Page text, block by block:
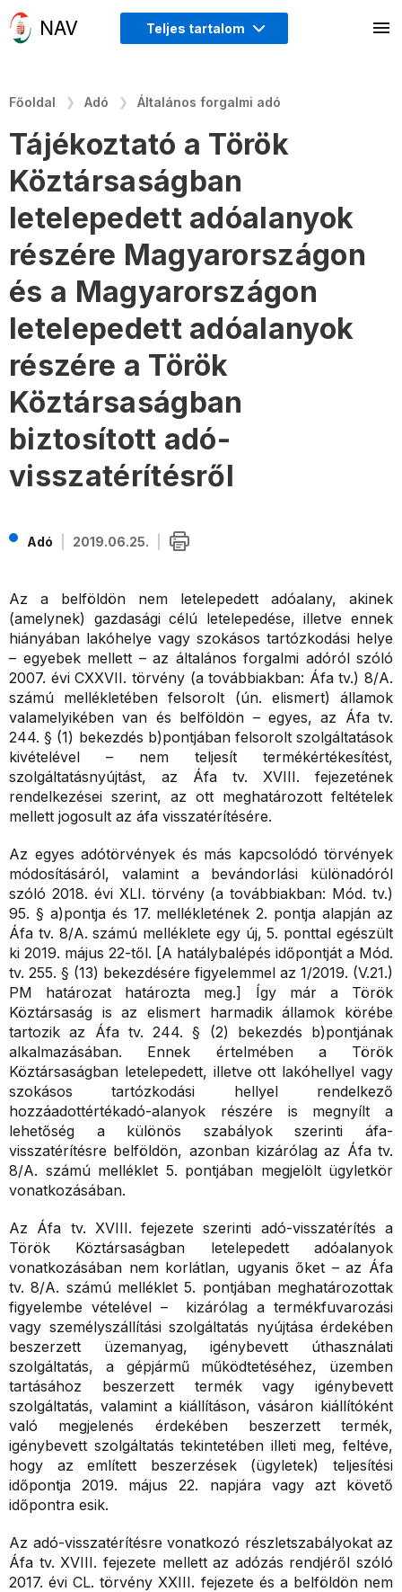
Teljes tartalom
Főoldal Adó Általános forgalmi adó
Tájékoztató a Török
Köztársaságban
letelepedett adóalanyok
részére Magyarországon
és a Magyarországon
letelepedett adóalanyok
részére a Török
Köztársaságban
biztosított adó-
visszatérítésről
Adó 2019.06.25.
Az a belföldön nem letelepedett adóalany, akinek
(amelynek) gazdasági célú letelepedése, illetve ennek
hiányában lakóhelye vagy szokásos tartózkodási helye
– egyebek mellett – az általános forgalmi adóról szóló
2007. évi CXXVII. törvény (a továbbiakban: Áfa tv.) 8/A.
számú mellékletében felsorolt (ún. elismert) államok
valamelyikében van és belföldön – egyes, az Áfa tv.
244. § (1) bekezdés b)pontjában felsorolt szolgáltatások
kivételével – nem teljesít termékértékesítést,
szolgáltatásnyújtást, az Áfa tv. XVIII. fejezetének
rendelkezései szerint, az ott meghatározott feltételek
mellett jogosult az áfa visszatérítésére.
Az egyes adótörvények és más kapcsolódó törvények
módosításáról, valamint a bevándorlási különadóról
szóló 2018. évi XLI. törvény (a továbbiakban: Mód. tv.)
95. § a)pontja és 17. mellékletének 2. pontja alapján az
Áfa tv. 8/A. számú melléklete egy új, 5. ponttal egészült
ki 2019. május 22-től. [A hatálybalépés időpontját a Mód.
tv. 255. § (13) bekezdésére figyelemmel az 1/2019. (V.21.)
PM határozat határozta meg.] Így már a Török
Köztársaság is az elismert harmadik államok körébe
tartozik az Áfa tv. 244. § (2) bekezdés b)pontjának
alkalmazásában. Ennek értelmében a Török
Köztársaságban letelepedett, illetve ott lakóhellyel vagy
szokásos tartózkodási hellyel rendelkező
hozzáadottértékadó-alanyok részére is megnyílt a
lehetőség a különös szabályok szerinti áfa-
visszatérítésre belföldön, azonban kizárólag az Áfa tv.
8/A. számú melléklet 5. pontjában megjelölt ügyletkör
vonatkozásában.
Az Áfa tv. XVIII. fejezete szerinti adó-visszatérítés a
Török Köztársaságban letelepedett adóalanyok
vonatkozásában nem korlátlan, ugyanis őket – az Áfa
tv. 8/A. számú melléklet 5. pontjában meghatározottak
figyelembe vételével – kizárólag a termékfuvarozási
vagy személyszállítási szolgáltatás nyújtása érdekében
beszerzett üzemanyag, igénybevett úthasználati
szolgáltatás, a gépjármű működtetéséhez, üzemben
tartásához beszerzett termék vagy igénybevett
szolgáltatás, valamint a kiállításon, vásáron kiállítóként
való megjelenés érdekében beszerzett termék,
igénybevett szolgáltatás tekintetében illeti meg, feltéve,
hogy az említett beszerzések (ügyletek) teljesítési
időpontja 2019. május 22. napjára vagy azt követő
időpontra esik.
Az adó-visszatérítésre vonatkozó részletszabályokat az
Áfa tv. XVIII. fejezete mellett az adózás rendjéről szóló
2017. évi CL. törvény XXIII. fejezete és a belföldön nem